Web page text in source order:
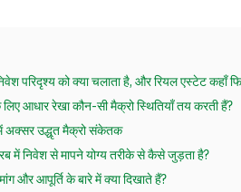
परिदृश्य को क्या चलाता है, और रियल एस्टेट कहाँ
आधार रेखा कौन-सी मैक्रो स्थितियाँ तय करती हैं?
में अक्सर उद्धृत मैक्रो संकेतक
में निवेश से मापने योग्य तरीके से कैसे जुड़ता है?
और आपूर्ति के बारे में क्या दिखाते हैं?